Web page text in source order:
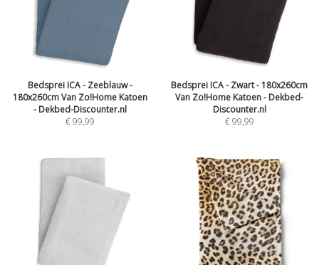
Bedsprei ICA - Zeeblauw -
180x260cm Van Zo!Home Katoen
- Dekbed-Discounter.nl
€99,99
Bedsprei ICA - Zwart - 180x260cm
Van Zo!Home Katoen - Dekbed-
Discounter.nl
€99,99